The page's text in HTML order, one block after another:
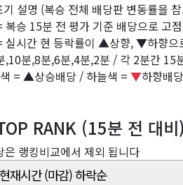
설명 (복승 전체 배당판 변동률을
승 15분 전 평가 기준 배당으로 고
실시간 현 등락률이 ▲상향, ▼하향
,10분,8분,6분,4분,2분 / 각 2분간 15
= ▲상승배당 / 하늘색 = ▼하향배
RANK (15분 전 대비)
랭킹비교에서 제외 됩니다
재시간 (마감) 하락순